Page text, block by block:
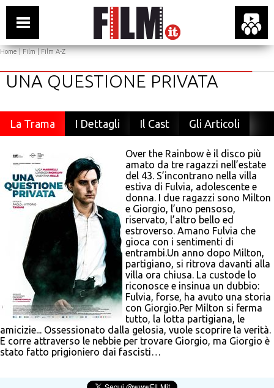
Home|Film|Film A-Z
UNA QUESTIONE PRIVATA
La Trama I Dettagli Il Cast Gli Articoli
Over the Rainbow è il disco più
amato da tre ragazzi nell’estate
del 43. S’incontrano nella villa
estiva di Fulvia, adolescente e
donna. I due ragazzi sono Milton
e Giorgio, l’uno pensoso,
riservato, l’altro bello ed
estroverso. Amano Fulvia che
gioca con i sentimenti di
entrambi.Un anno dopo Milton,
partigiano, si ritrova davanti alla
villa ora chiusa. La custode lo
riconosce e insinua un dubbio:
Fulvia, forse, ha avuto una storia
con Giorgio.Per Milton si ferma
tutto, la lotta partigiana, le
amicizie... Ossessionato dalla gelosia, vuole scoprire la verità.
E corre attraverso le nebbie per trovare Giorgio, ma Giorgio è
stato fatto prigioniero dai fascisti…